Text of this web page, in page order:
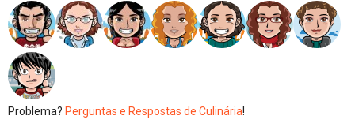
Problema? Perguntas e Respostas de Culinária!